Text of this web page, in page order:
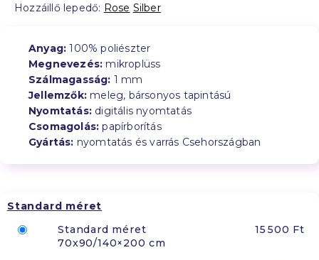
Hozzáillő lepedő: Rose Silber
Anyag: 100% poliészter
Megnevezés: mikroplüss
Szálmagasság: 1 mm
Jellemzők: meleg, bársonyos tapintású
Nyomtatás: digitális nyomtatás
Csomagolás: papírborítás
Gyártás: nyomtatás és varrás Csehországban
Standard méret
Standard méret
70x90/140×200 cm
15 500 Ft